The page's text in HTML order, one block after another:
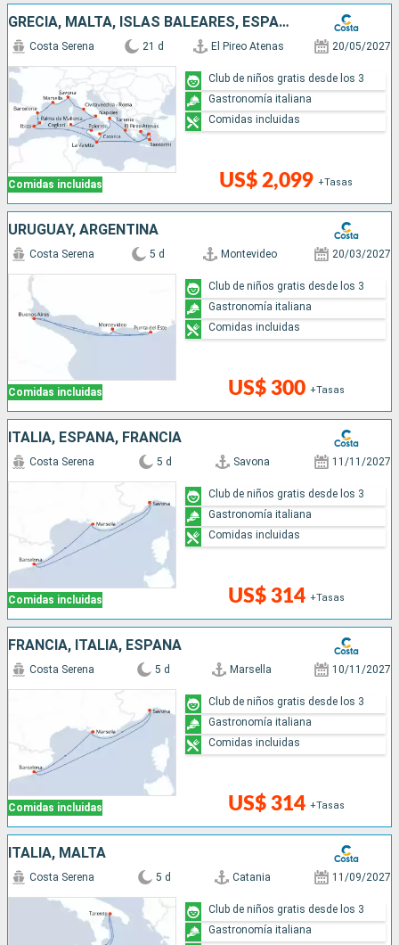
GRECIA, MALTA, ISLAS BALEARES, ESPAÑA, FRANCIA, ITALIA
Comidas incluidas
Costa Serena 21 d El Pireo Atenas 20/05/2027
US$ 2,099 +Tasas
Club de niños gratis desde los 3
Gastronomía italiana
Comidas incluidas
URUGUAY, ARGENTINA
Comidas incluidas
Costa Serena 5 d Montevideo 20/03/2027
US$ 300 +Tasas
Club de niños gratis desde los 3
Gastronomía italiana
Comidas incluidas
ITALIA, ESPAÑA, FRANCIA
Comidas incluidas
Costa Serena 5 d Savona 11/11/2027
US$ 314 +Tasas
Club de niños gratis desde los 3
Gastronomía italiana
Comidas incluidas
FRANCIA, ITALIA, ESPAÑA
Comidas incluidas
Costa Serena 5 d Marsella 10/11/2027
US$ 314 +Tasas
Club de niños gratis desde los 3
Gastronomía italiana
Comidas incluidas
ITALIA, MALTA
Costa Serena 5 d Catania 11/09/2027
Club de niños gratis desde los 3
Gastronomía italiana